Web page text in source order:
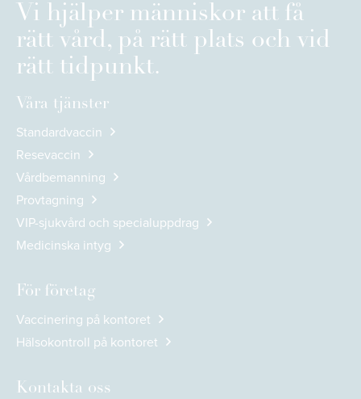
Vi hjälper människor att få
rätt vård, på rätt plats och vid
rätt tidpunkt.
Våra tjänster
Standardvaccin
Resevaccin
Vårdbemanning
Provtagning
VIP-sjukvård och specialuppdrag
Medicinska intyg
För företag
Vaccinering på kontoret
Hälsokontroll på kontoret
Kontakta oss